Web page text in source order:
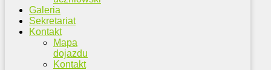
Galeria
Sekretariat
Kontakt
Mapa
dojazdu
Kontakt